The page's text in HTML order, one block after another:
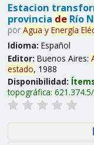
Estacion
provincia deRío
por Agua y Energía
Idioma: Español
Editor: Buenos Aires:
estado, 1988
Disponibilidad:
topográfica: